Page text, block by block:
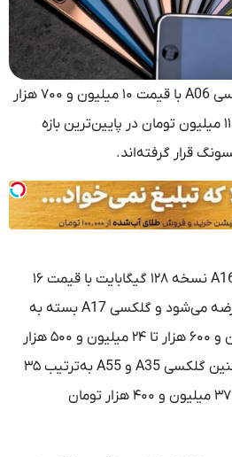
، گلکسی A06 با قیمت ۱۰ میلیون و ۷۰۰ هزار
تومان و گلکسی A07 با نرخ ۱۱ میلیون تومان در پایین‌ترین بازه
قرار گرفته‌اند.
در بازار میان‌رده‌ها، گلکسی A16 نسخه ۱۲۸ گیگابایت با قیمت ۱۶
میلیون و ۶۰۰ هزار تومان عرضه می‌شود و گلکسی A17 بسته به
حافظه داخلی، بین ۱۸ میلیون و ۶۰۰ هزار تا ۲۴ میلیون و ۵۰۰ هزار
تومان معامله می‌شود. همچنین گلکسی A35 و A55 به‌ترتیب ۳۵
میلیون و ۴۰۰ هزار تومان و ۳۷ میلیون و ۴۰۰ هزار تومان